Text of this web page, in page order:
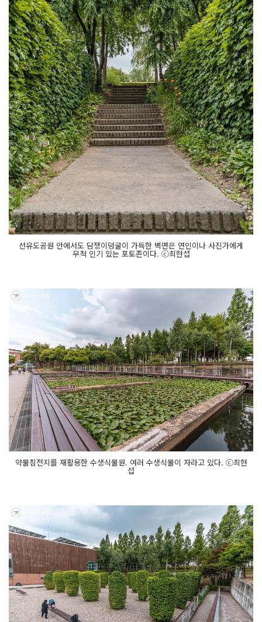
선유도공원 안에서도 담쟁이덩굴이 가득한 벽면은 연인이나 사진가에게
무척 인기 있는 포토존이다. ⓒ최현섭
약물침전지를 재활용한 수생식물원. 여러 수생식물이 자라고 있다. ⓒ최현
섭